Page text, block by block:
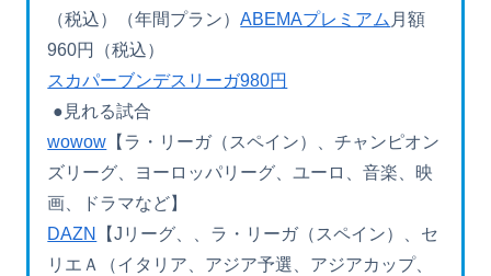
（税込）（年間プラン）ABEMAプレミアム 月額
960円（税込）
スカパーブンデスリーガ980円
●見れる試合
wowow 【ラ・リーガ（スペイン）、チャンピオン
ズリーグ、ヨーロッパリーグ、ユーロ、音楽、映
画、ドラマなど】
DAZN
【Jリーグ、、ラ・リーガ（スペイン）、セ
リエＡ（イタリア、アジア予選、アジアカップ、